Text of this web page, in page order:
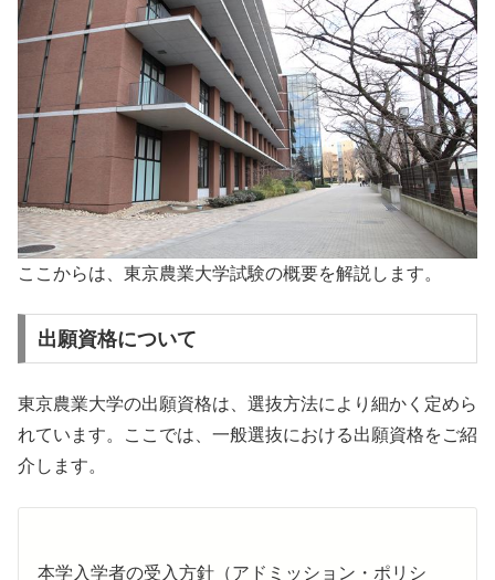
ここからは、東京農業大学試験の概要を解説します。
出願資格について
東京農業大学の出願資格は、選抜方法により細かく定めら
れています。ここでは、一般選抜における出願資格をご紹
介します。
本学入学者の受入方針（アドミッション・ポリシ